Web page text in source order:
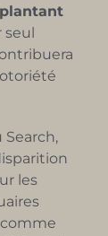
seul
les